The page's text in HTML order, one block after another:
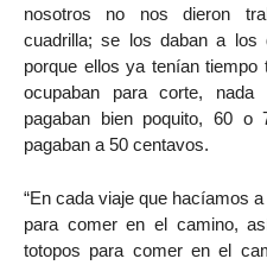
nosotros no nos dieron
cuadrilla; se los daban a los
porque ellos ya tenían tiempo
ocupaban para corte,
pagaban bien poquito, 60
pagaban a 50 centavos.
“En cada viaje que hacíamos
para comer en el camino,
totopos para comer en el